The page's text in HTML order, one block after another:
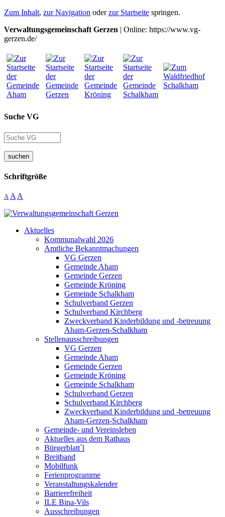
Zum Inhalt, zur Navigation oderzur Startseite springen.
Verwaltungsgemeinschaft Gerzen | Online: https://www.vg-
gerzen.de/
Suche VG
suchen
Schriftgröße
A A A
Aktuelles
Kommunalwahl 2026
Amtliche Bekanntmachungen
VG Gerzen
Gemeinde Aham
Gemeinde Gerzen
Gemeinde Kröning
Gemeinde Schalkham
Schulverband Gerzen
Schulverband Kirchberg
Zweckverband Kinderbildung und -betreuung
Aham-Gerzen-Schalkham
Stellenausschreibungen
VG Gerzen
Gemeinde Aham
Gemeinde Gerzen
Gemeinde Kröning
Gemeinde Schalkham
Schulverband Gerzen
Schulverband Kirchberg
Zweckverband Kinderbildung und -betreuung
Aham-Gerzen-Schalkham
Gemeinde- und Vereinsleben
Aktuelles aus dem Rathaus
Bürgerblatt`l
Breitband
Mobilfunk
Ferienprogramme
Veranstaltungskalender
Barrierefreiheit
ILE Bina-Vils
Ausschreibungen